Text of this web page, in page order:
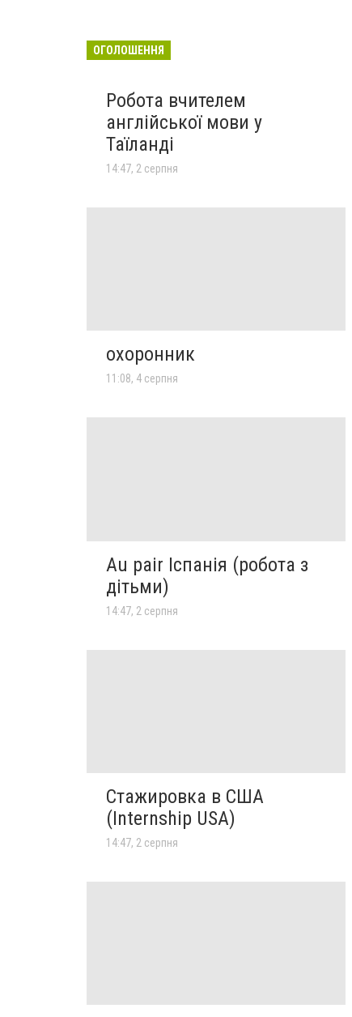
ОГОЛОШЕННЯ
Робота вчителем
англійської мови у
Таїланді
14:47, 2 серпня
охоронник
11:08, 4 серпня
Au pair Іспанія (робота з
дітьми)
14:47, 2 серпня
Стажировка в США
(Internship USA)
14:47, 2 серпня